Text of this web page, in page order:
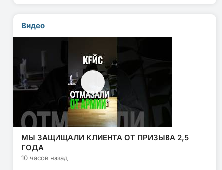
Видео
МЫ ЗАЩИЩАЛИ КЛИЕНТА ОТ ПРИЗЫВА 2,5
ГОДА
10 часов назад